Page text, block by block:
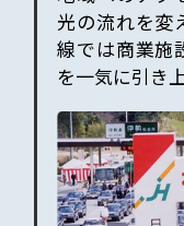
光の流れを変
線では商業施
を一気に引き